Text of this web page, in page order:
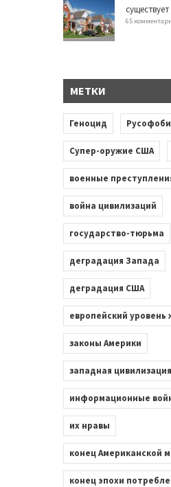
существует
65
МЕТКИ
Геноцид
Супер-оружие США
военные
война цивилизаций
государство-тюрьма
деградация Запада
деградация США
европейский уровень
законы Америки
западная цивилизация
информационные
их нравы
конец Американской
конец эпохи